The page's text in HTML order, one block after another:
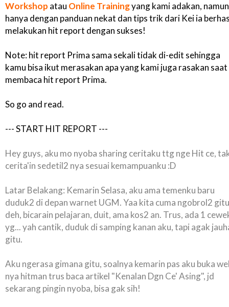
Workshop atau Online Trainingyang kami adakan, namun
hanya dengan panduan nekat dan tips trik dari Kei ia
melakukan hit report dengan sukses!
Note: hit report Prima sama sekali tidak di-edit sehingga
kamu bisa ikut merasakan apa yang kami juga rasakan saat
membaca hit report Prima.
So go and read.
--- START HIT REPORT ---
Hey guys, aku mo nyoba sharing ceritaku ttg nge Hit ce,
cerita'in sedetil2 nya sesuai kemampuanku :D
Latar Belakang: Kemarin Selasa, aku ama temenku baru
duduk2 di depan warnet UGM. Yaa kita cuma ngobrol2 gitu
deh, bicarain pelajaran, duit, ama kos2 an. Trus, ada 1
yg... yah cantik, duduk di samping kanan aku, tapi agak
gitu.
Aku ngerasa gimana gitu, soalnya kemarin pas aku buka
nya hitman trus baca artikel "Kenalan Dgn Ce' Asing", jd
sekarang pingin nyoba, bisa gak sih!